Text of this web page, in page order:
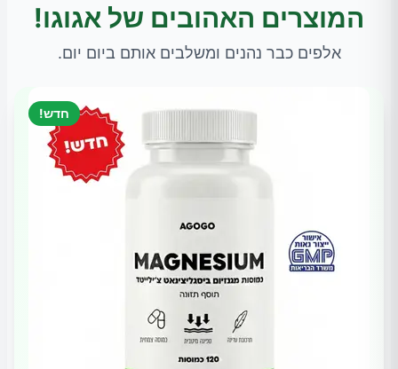
המוצרים האהובים של אגוגו!
אלפים כבר נהנים ומשלבים אותם ביום יום.
חדש!